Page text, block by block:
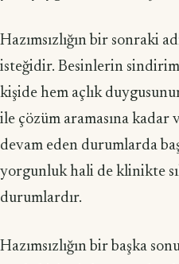
Hazımsızlığın bir sonraki
isteğidir. Besinlerin
kişide hem açlık
ile çözüm aramasına
devam eden durumlarda
yorgunluk hali de klinikte
durumlardır.
Hazımsızlığın bir başka